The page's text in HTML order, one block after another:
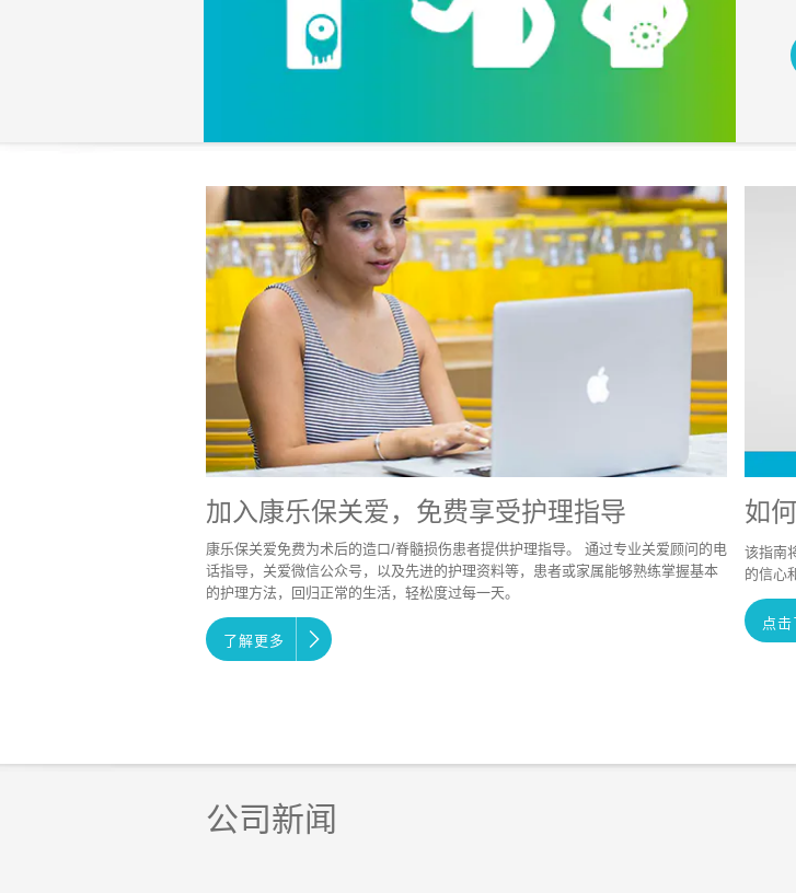
加入康乐保关爱，免费享受护理指导
康乐保关爱免费为术后的造口/脊髓损伤患者提供护理指导。 通过专业关爱顾问的电
话指导，关爱微信公众号，以及先进的护理资料等，患者或家属能够熟练掌握基本
的护理方法，回归正常的生活，轻松度过每一天。
了解更多
如
该指南
的信心
点击
公司新闻